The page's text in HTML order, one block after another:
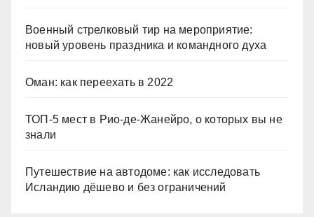
Военный стрелковый тир на мероприятие:
новый уровень праздника и командного духа
Оман: как переехать в 2022
ТОП-5 мест в Рио-де-Жанейро, о которых вы не
знали
Путешествие на автодоме: как исследовать
Исландию дёшево и без ограничений